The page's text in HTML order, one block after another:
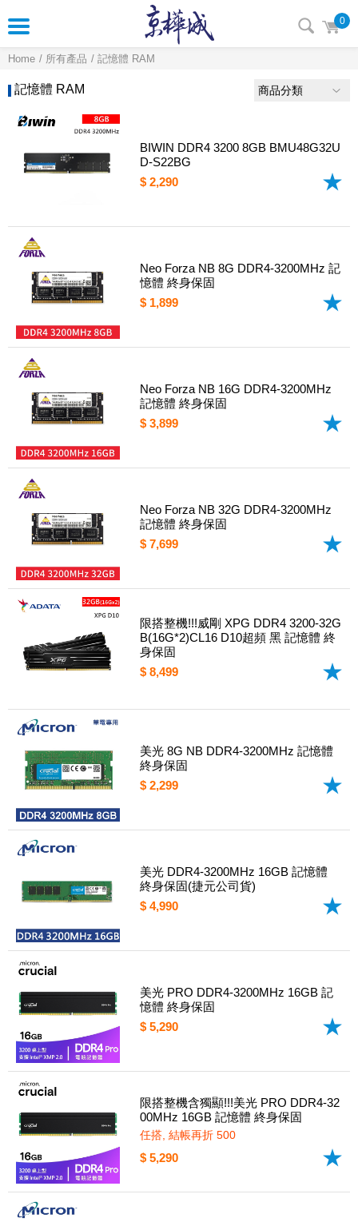
0
Home 所有產品 記憶體 RAM
記憶體 RAM 商品分類
BIWIN DDR4 3200 8GB BMU48G32U
D-S22BG
$ 2,290
Neo Forza NB 8G DDR4-3200MHz 記
憶體 終身保固
$ 1,899
Neo Forza NB 16G DDR4-3200MHz
記憶體 終身保固
$ 3,899
Neo Forza NB 32G DDR4-3200MHz
記憶體 終身保固
$ 7,699
限搭整機!!!威剛 XPG DDR4 3200-32G
B(16G*2)CL16 D10超頻 黑 記憶體 終
身保固
$ 8,499
美光 8G NB DDR4-3200MHz 記憶體
終身保固
$ 2,299
美光 DDR4-3200MHz 16GB 記憶體
終身保固(捷元公司貨)
$ 4,990
美光 PRO DDR4-3200MHz 16GB 記
憶體 終身保固
$ 5,290
限搭整機含獨顯!!!美光 PRO DDR4-32
00MHz 16GB 記憶體 終身保固
任搭, 結帳再折 500
$ 5,290